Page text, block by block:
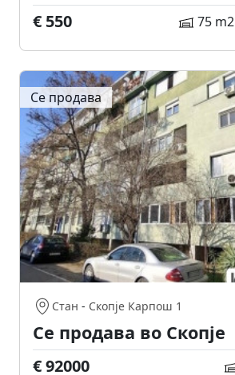
€ 550 75 m2
Се продава
Стан - Скопје Карпош 1
Се продава во Скопје
€ 92000